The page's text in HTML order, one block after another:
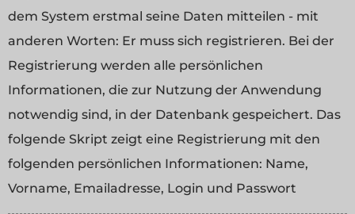
dem System erstmal seine Daten mitteilen - mit
anderen Worten: Er muss sich registrieren. Bei der
Registrierung werden alle persönlichen
Informationen, die zur Nutzung der Anwendung
notwendig sind, in der Datenbank gespeichert. Das
folgende Skript zeigt eine Registrierung mit den
folgenden persönlichen Informationen: Name,
Vorname, Emailadresse, Login und Passwort